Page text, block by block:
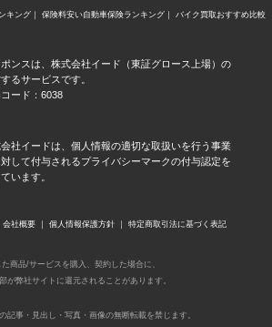
キング 保険料安い自動車保険ランキング バイク買取おすすめ比較
ンスは、株式会社イード（東証グロース上場）の
るサービスです。
ード：6038
社イードは、個人情報の適切な取扱いを行う事業
して付与されるプライバシーマークの付与認定を
います。
会社概要 個人情報保護方針 特定商取引法に基づく表記
商品/サービスを購入、契約した場合に、
が弊社サイトに還元されることがあります。
記事・見出し・写真・画像の無断転載を禁じます。